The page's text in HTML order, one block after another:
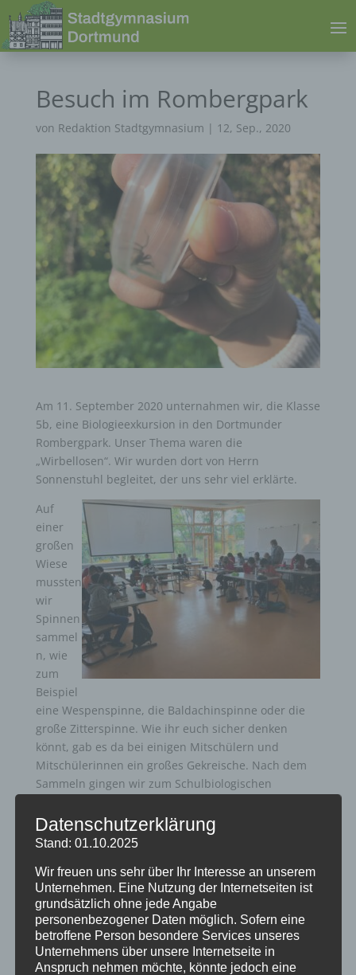
Besuch im Rombergpark
von Redaktion Stadtgymnasium | 12, Sep., 2020
Am 11. September 2020 unternahmen wir, die Klasse
5b, eine Biologieexkursion in den Dortmunder
Rombergpark. Unser Thema waren die
„Wirbellosen“. Wir wurden dort von Herrn
Sonnenstuhl begleitet, der uns sehr viel erklärte.
Auf
einer
großen
Wiese
mussten
wir
Spinnen
sammel
n, wie
zum
Beispiel
eine Wespenspinne, die Baldachinspinne oder die
große Zitterspinne. Wie ihr euch sicher denken
könnt, gab es da bei einigen Mitschülern und
Mitschülerinnen ein großes Gekreische. Nach dem
Sammeln gingen wir zum Schulbiologischen
die Spinnen unter dem Binokular (Mikroskop) genau
unter die Lupe. Dabei fanden wir viele verschiedene
Spinnenrekorde gezeigt, zum Beispiel die größte
und schwerste Spinne, sie heißt „Goliath-
Vogelspinne“, die giftigste Spinne ist die „Sydney-
Trichternetzspinne“. Verschiedene Netztypen
wurden uns auch vorgestellt und erklärt wie das
Baldachinnetz oder das Radnetz.
Datenschutzerklärung
Stand: 01.10.2025
Wir freuen uns sehr über Ihr Interesse an unserem
Unternehmen. Eine Nutzung der Internetseiten ist
grundsätzlich ohne jede Angabe
personenbezogener Daten möglich. Sofern eine
betroffene Person besondere Services unseres
Unternehmens über unsere Internetseite in
Anspruch nehmen möchte, könnte jedoch eine